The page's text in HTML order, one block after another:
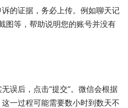
的证据，务必上传。例如聊天记
图等，帮助说明您的账号并没有
误后，点击“提交”。微信会根据
一过程可能需要数小时到数天不